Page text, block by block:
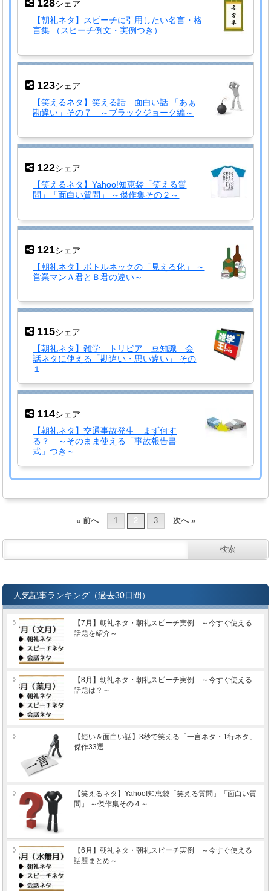
128シェア
【朝礼ネタ】スピーチに引用したい名言・格
言集 （スピーチ例文・実例つき）
123シェア
【笑えるネタ】笑える話 面白い話 「あぁ
勘違い」その７ ～ブラックジョーク編～
122シェア
【笑えるネタ】Yahoo!知恵袋「笑える質
問」「面白い質問」 ～傑作集その２～
121シェア
【朝礼ネタ】ボトルネックの「見える化」 ～
営業マンＡ君とＢ君の違い～
115シェア
【朝礼ネタ】雑学 トリビア 豆知識 会
話ネタに使える「勘違い・思い違い」 その
１
114シェア
【朝礼ネタ】交通事故発生 まず何す
る？ ～そのまま使える「事故報告書
式」つき～
« 前へ 1 2 3 次へ »
人気記事ランキング（過去30日間）
【7月】朝礼ネタ・朝礼スピーチ実例 ～今すぐ使える
話題を紹介～
【8月】朝礼ネタ・朝礼スピーチ実例 ～今すぐ使える
話題は？～
【短い＆面白い話】3秒で笑える「一言ネタ・1行ネタ」
傑作33選
【笑えるネタ】Yahoo!知恵袋「笑える質問」「面白い質
問」 ～傑作集その４～
【6月】朝礼ネタ・朝礼スピーチ実例 ～今すぐ使える
話題まとめ～